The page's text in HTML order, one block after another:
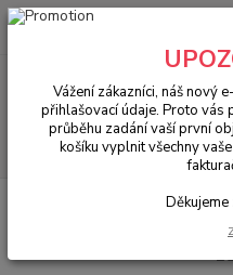
+420 602 330 329
VW Brouk Typ 1 (1938 » 03)
Vážení zákazníci, náš nový
přihlašovací údaje. Proto vás
průběhu zadání vaší první
košíku vyplnit všechny